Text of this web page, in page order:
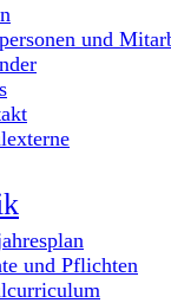
und
und Pflichten